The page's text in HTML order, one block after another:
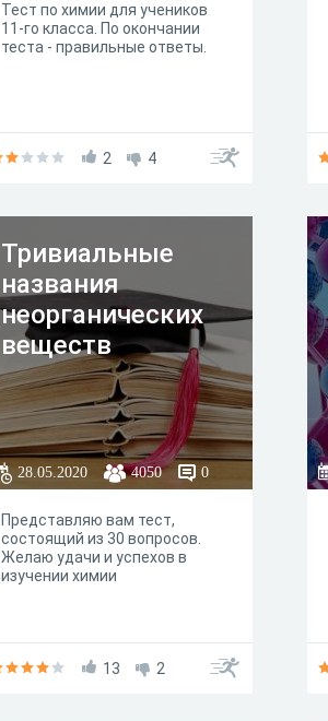
Тест по химии для учеников
11-го класса. По окончании
теста - правильные ответы.
2 4
Тривиальные
названия
неорганических
веществ
28.05.2020 4050 0
Представляю вам тест,
состоящий из 30 вопросов.
Желаю удачи и успехов в
изучении химии
13 2